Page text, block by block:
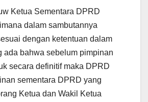
Ketua Sementara DPRD
dalam sambutannya
dengan ketentuan dalam
ada bahwa sebelum pimpinan
secara definitif maka DPRD
sementara DPRD yang
Ketua dan Wakil Ketua